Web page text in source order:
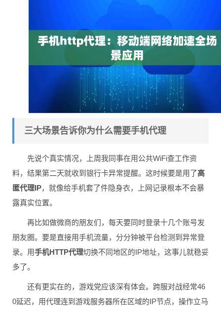
三大场景告诉你为什么需要手机代理
先说个真实情况，上周我同事在用公共WiFi查工作资
料，结果第二天就收到银行卡异常提醒。这时候要是用了高
匿代理IP，就像给手机套了件隐身衣，上网记录根本不会暴
露真实位置。
再比如做微商的朋友们，每天要同时登录十几个账号发
朋友圈。要是直接用手机流量，分分钟被平台检测到异常登
录。用手机HTTP代理切换不同地区的IP地址，这事儿就稳妥
多了。
还有更实在的，游戏党应该深有体会。跨服对战经常46
0延迟，用代理连到游戏服务器所在区域的IP节点，操作立马